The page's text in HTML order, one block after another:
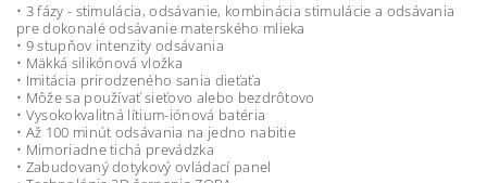
• 3 fázy - stimulácia, odsávanie, kombinácia stimulácie a odsávania
pre dokonalé odsávanie materského mlieka
• 9 stupňov intenzity odsávania
• Mäkká silikónová vložka
• Imitácia prirodzeného sania dieťaťa
• Môže sa používať sieťovo alebo bezdrôtovo
• Vysokokvalitná lítium-iónová batéria
• Až 100 minút odsávania na jedno nabitie
• Mimoriadne tichá prevádzka
• Zabudovaný dotykový ovládací panel